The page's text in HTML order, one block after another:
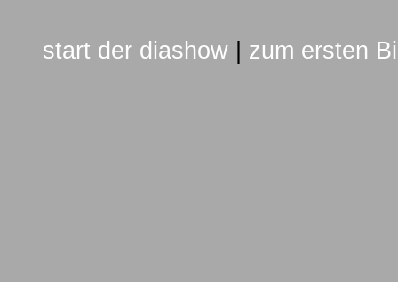
start der diashow zum ersten